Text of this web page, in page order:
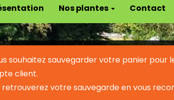
Nos plantes Contact
souhaitez sauvegarder votre panier
client.
retrouverez votre sauvegarde en vous